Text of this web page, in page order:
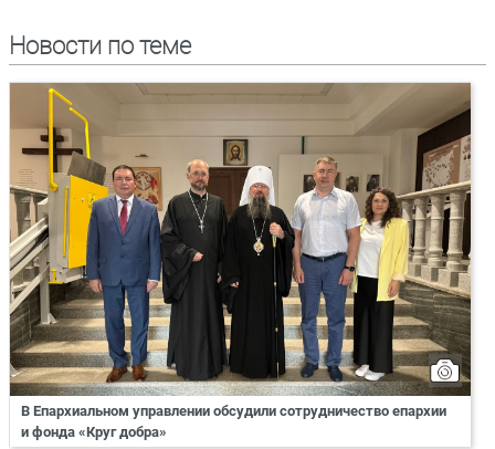
Новости по теме
В Епархиальном управлении обсудили сотрудничество епархии
и фонда «Круг добра»